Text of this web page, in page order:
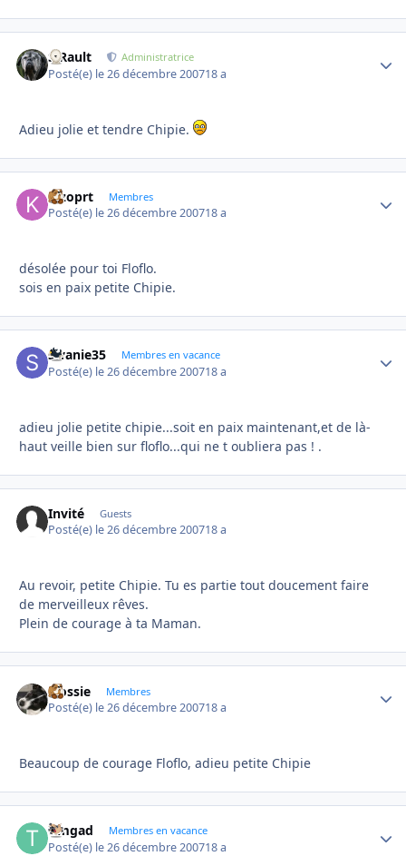
S.Rault Administratrice
Posté(e) le 26 décembre 200718 a
Adieu jolie et tendre Chipie.
kizoprt Membres
Posté(e) le 26 décembre 200718 a
désolée pour toi Floflo.
sois en paix petite Chipie.
swanie35 Membres en vacance
Posté(e) le 26 décembre 200718 a
adieu jolie petite chipie...soit en paix maintenant,et de là-
haut veille bien sur floflo...qui ne t oubliera pas ! .
Invité Guests
Posté(e) le 26 décembre 200718 a
Au revoir, petite Chipie. Tu es partie tout doucement faire
de merveilleux rêves.
Plein de courage à ta Maman.
Flossie Membres
Posté(e) le 26 décembre 200718 a
Beaucoup de courage Floflo, adieu petite Chipie
timgad Membres en vacance
Posté(e) le 26 décembre 200718 a